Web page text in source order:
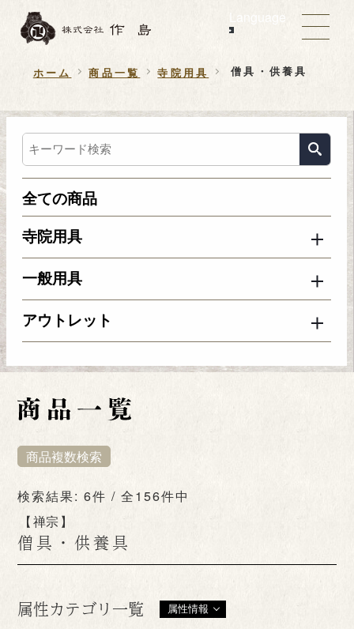
Language
ホーム 商品一覧 寺院用具 僧具・供養具
全ての商品
寺院用具
一般用具
アウトレット
商品複数検索
僧具・供養具
禅宗
検索結果: 6件 / 全156件中
属性カテゴリ一覧 属性情報